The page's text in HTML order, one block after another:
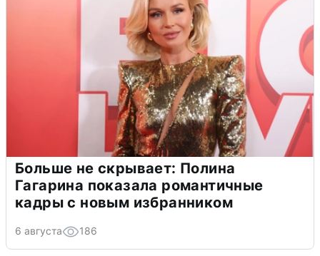
Больше не скрывает: Полина
Гагарина показала романтичные
кадры с новым избранником
6 августа 186